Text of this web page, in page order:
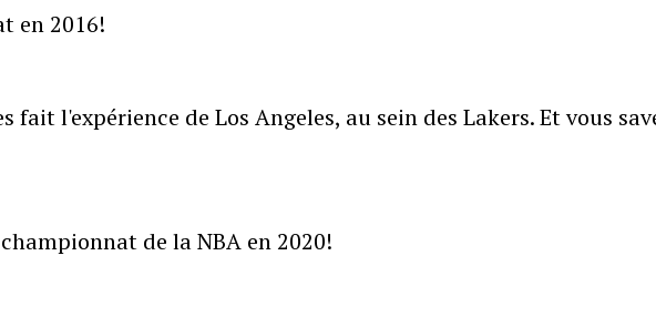
en 2016!
fait l'expérience de Los Angeles, au sein des Lakers. Et vous
de la NBA en 2020!